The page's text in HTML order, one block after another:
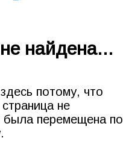
найдена...
потому, что
не
была перемещена по